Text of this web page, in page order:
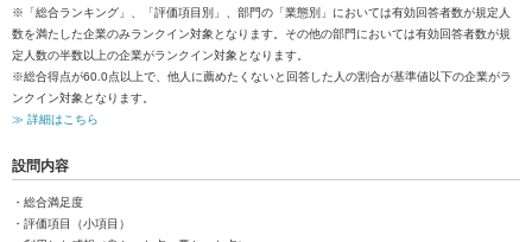
※「総合ランキング」、「評価項目別」、部門の「業態別」においては有効回答者数が規定人
数を満たした企業のみランクイン対象となります。その他の部門においては有効回答者数が規
定人数の半数以上の企業がランクイン対象となります。
※総合得点が60.0点以上で、他人に薦めたくないと回答した人の割合が基準値以下の企業がラ
ンクイン対象となります。
≫ 詳細はこちら
設問内容
・総合満足度
・評価項目（小項目）